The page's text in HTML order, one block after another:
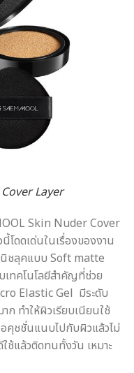
Layer
Skin Nuder Cover
ดดเด่นในเรื่องของงาน
นิชลุคแบบ Soft matte
ทคโนโลยีสำคัญที่ช่วย
Elastic Gel มีระดับ
ก ทำให้ผิวเรียบเนียนใช้
อคุชชั่นแนบไปกับผิวแล้วไม่
ช้แล้วติดทนทั้งวัน เหมาะ